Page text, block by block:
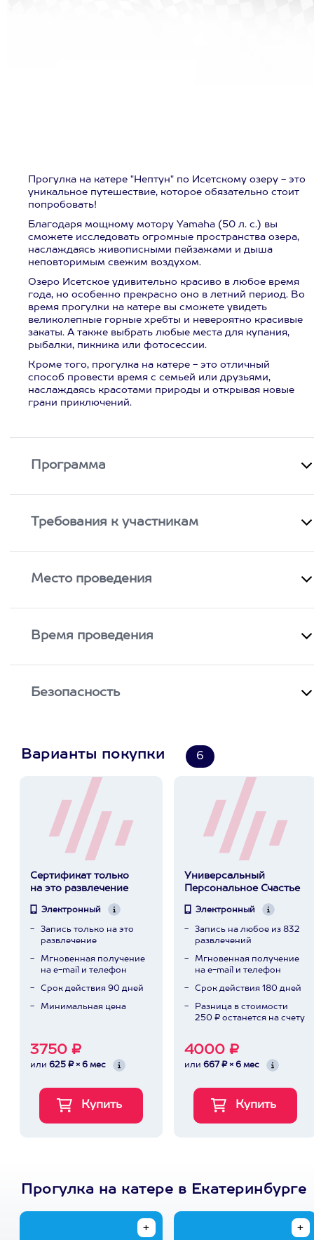
Прогулка на катере "Нептун" по Исетскому озеру - это
уникальное путешествие, которое обязательно стоит
попробовать!
Благодаря мощному мотору Yamaha (50 л. с.) вы
сможете исследовать огромные пространства озера,
наслаждаясь живописными пейзажами и дыша
неповторимым свежим воздухом.
Озеро Исетское удивительно красиво в любое время
года, но особенно прекрасно оно в летний период. Во
время прогулки на катере вы сможете увидеть
великолепные горные хребты и невероятно красивые
закаты. А также выбрать любые места для купания,
рыбалки, пикника или фотосессии.
Кроме того, прогулка на катере - это отличный
способ провести время с семьей или друзьями,
наслаждаясь красотами природы и открывая новые
грани приключений.
Программа
Требования к участникам
Место проведения
Время проведения
Безопасность
Варианты покупки 6
Сертификат только
на это развлечение
Электронный
Запись только на это
развлечение
Мгновенная получение
на e-mail и телефон
Срок действия 90 дней
Минимальная цена
3750 ₽
или 625 ₽ × 6 мес
Универсальный
Персональное Счастье
Электронный
Запись на любое из 832
развлечений
Мгновенная получение
на e-mail и телефон
Срок действия 180 дней
Разница в стоимости
250 ₽ останется на счету
4000 ₽
или 667 ₽ × 6 мес
Прогулка на катере в Екатеринбурге